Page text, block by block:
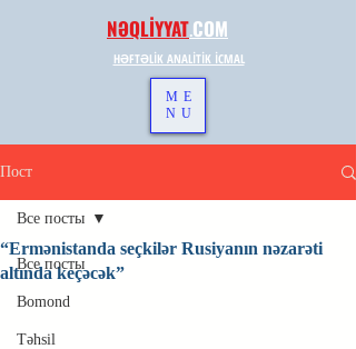
NƏQLİYYAT.COM
HƏFTƏLİK ANALİTİK İCMAL
ME
NU
Пост
Все посты
Bomond
Təhsil
Все посты
“Ermənistanda seçkilər Rusiyanın nəzarəti
altında keçəcək”